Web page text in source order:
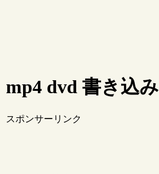
mp4 dvd 書き込み
スポンサーリンク